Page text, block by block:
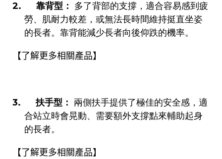
2. 靠背型： 多了背部的支撐，適合容易感到疲
勞、肌耐力較差，或無法長時間維持挺直坐姿
的長者。靠背能減少長者向後仰跌的機率。
【了解更多相關產品】
3.扶手型： 兩側扶手提供了極佳的安全感，適
合站立時會晃動、需要額外支撐點來輔助起身
的長者。
【了解更多相關產品】